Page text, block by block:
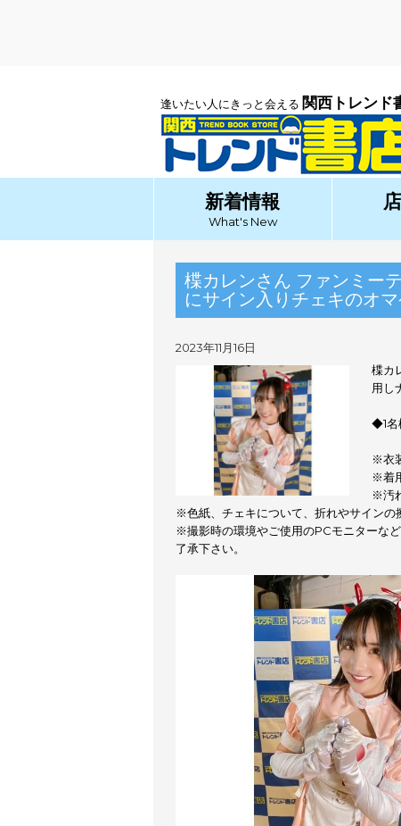
逢いたい人にきっと会える 関西トレンド
新着情報
What's New
楪カレンさん ファンミー
にサイン入りチェキのオマ
2023年11月16日
楪カ
用し
◆1名
※衣
※着
※汚
※色紙、チェキについて、折れやサインの
※撮影時の環境やご使用のPCモニターな
了承下さい。